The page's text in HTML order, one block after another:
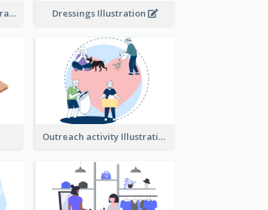
Beauty consultancy Illustration Dressings Illustration
Outreach activity Illustration